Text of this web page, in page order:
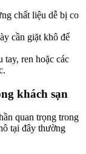
chất liệu dễ bị co
cần giặt khô để
tay, ren hoặc các
khách sạn
quan trọng trong
tại đây thường